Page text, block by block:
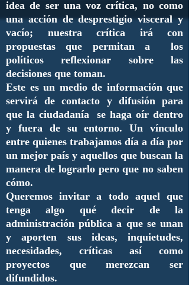
idea de ser una voz crítica, no como
una acción de desprestigio visceral y
vacío; nuestra crítica irá con
propuestas que permitan a los
políticos reflexionar sobre las
decisiones que toman.
Este es un medio de información que
servirá de contacto y difusión para
que la ciudadanía se haga oír dentro
y fuera de su entorno. Un vínculo
entre quienes trabajamos día a día por
un mejor país y aquellos que buscan la
manera de lograrlo pero que no saben
cómo.
Queremos invitar a todo aquel que
tenga algo qué decir de la
administración pública a que se unan
y aporten sus ideas, inquietudes,
necesidades, críticas así como
proyectos que merezcan ser
difundidos.